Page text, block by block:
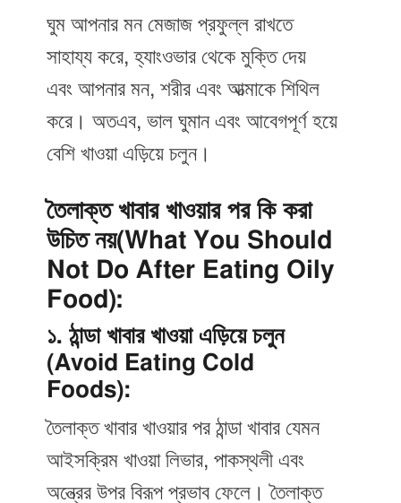
ঘুম আপনার মন মেজাজ প্রফুল্ল রাখতে
সাহায্য করে, হ্যাংওভার থেকে মুক্তি দেয়
এবং আপনার মন, শরীর এবং আত্মাকে শিথিল
করে। অতএব, ভাল ঘুমান এবং আবেগপূর্ণ হয়ে
বেশি খাওয়া এড়িয়ে চলুন।
তৈলাক্ত খাবার খাওয়ার পর কি করা
উচিত নয়(What You Should
Not Do After Eating Oily
Food):
১. ঠান্ডা খাবার খাওয়া এড়িয়ে চলুন
(Avoid Eating Cold
Foods):
তৈলাক্ত খাবার খাওয়ার পর ঠান্ডা খাবার যেমন
আইসক্রিম খাওয়া লিভার, পাকস্থলী এবং
অন্ত্রের উপর বিরূপ প্রভাব ফেলে। তৈলাক্ত